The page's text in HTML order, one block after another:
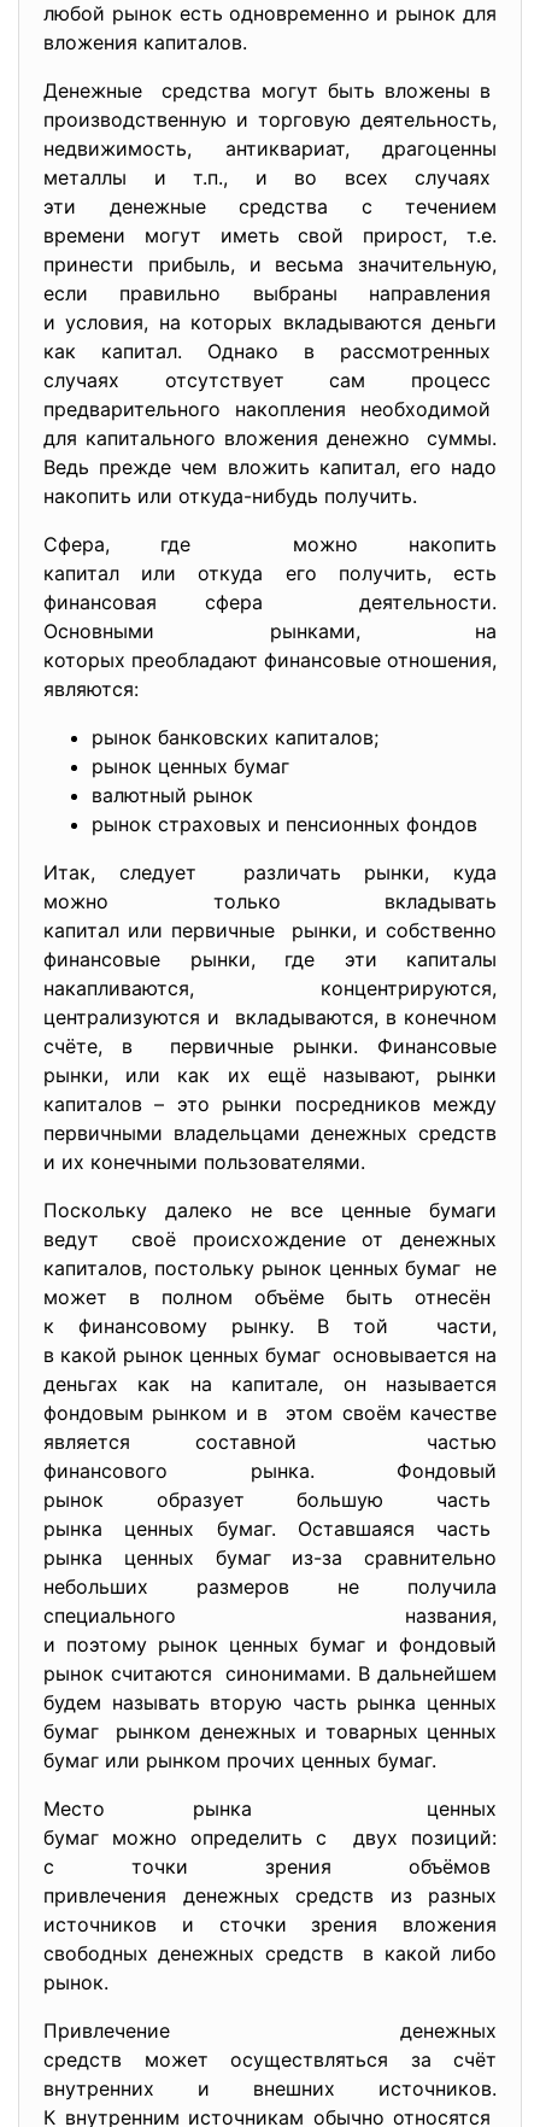
любой рынок есть одновременно и рынок для
вложения капиталов.
Денежные средства могут быть вложены в
производственную и торговую деятельность,
недвижимость, антиквариат, драгоценны
металлы и т.п., и во всех случаях
эти денежные средства с течением
времени могут иметь свой прирост, т.е.
принести прибыль, и весьма значительную,
если правильно выбраны направления
и условия, на которых вкладываются деньги
как капитал. Однако в рассмотренных
случаях отсутствует сам процесс
предварительного накопления необходимой
для капитального вложения денежно суммы.
Ведь прежде чем вложить капитал, его надо
накопить или откуда-нибудь получить.
Сфера, где можно накопить
капитал или откуда его получить, есть
финансовая сфера деятельности.
Основными рынками, на
которых преобладают финансовые отношения,
являются:
рынок банковских капиталов;
рынок ценных бумаг
валютный рынок
рынок страховых и пенсионных фондов
Итак, следует различать рынки, куда
можно только вкладывать
капитал или первичные рынки, и собственно
финансовые рынки, где эти капиталы
накапливаются, концентрируются,
централизуются и вкладываются, в конечном
счёте, в первичные рынки. Финансовые
рынки, или как их ещё называют, рынки
капиталов – это рынки посредников между
первичными владельцами денежных средств
и их конечными пользователями.
Поскольку далеко не все ценные бумаги
ведут своё происхождение от денежных
капиталов, постольку рынок ценных бумаг не
может в полном объёме быть отнесён
к финансовому рынку. В той части,
в какой рынок ценных бумаг основывается на
деньгах как на капитале, он называется
фондовым рынком и в этом своём качестве
является составной частью
финансового рынка. Фондовый
рынок образует большую часть
рынка ценных бумаг. Оставшаяся часть
рынка ценных бумаг из-за сравнительно
небольших размеров не получила
специального названия,
и поэтому рынок ценных бумаг и фондовый
рынок считаются синонимами. В дальнейшем
будем называть вторую часть рынка ценных
бумаг рынком денежных и товарных ценных
бумаг или рынком прочих ценных бумаг.
Место рынка ценных
бумаг можно определить с двух позиций:
с точки зрения объёмов
привлечения денежных средств из разных
источников и сточки зрения вложения
свободных денежных средств в какой либо
рынок.
Привлечение денежных
средств может осуществляться за счёт
внутренних и внешних источников.
К внутренним источникам обычно относятся